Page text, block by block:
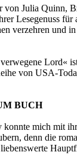
von Julia Quinn,
Lesegenuss für
verzehren und
Lord«
von USA-
BUCH
konnte mich mit
denn die